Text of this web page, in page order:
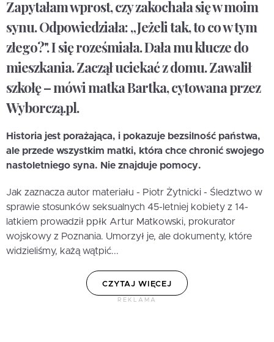
Zapytałam wprost, czy zakochała się w moim
synu. Odpowiedziała: „Jeżeli tak, to co w tym
złego?". I się roześmiała. Dała mu klucze do
mieszkania. Zaczął uciekać z domu. Zawalił
szkołę – mówi matka Bartka, cytowana przez
Wyborczą.pl.
Historia jest porażająca, i pokazuje bezsilność państwa,
ale przede wszystkim matki, która chce chronić swojego
nastoletniego syna. Nie znajduje pomocy.
Jak zaznacza autor materiału - Piotr Żytnicki - Śledztwo w
sprawie stosunków seksualnych 45-letniej kobiety z 14-
latkiem prowadził ppłk Artur Matkowski, prokurator
wojskowy z Poznania. Umorzył je, ale dokumenty, które
widzieliśmy, każą wątpić...
CZYTAJ WIĘCEJ
REKLAMA